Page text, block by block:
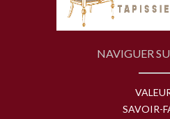
NAVIGUER
SAVOIR-